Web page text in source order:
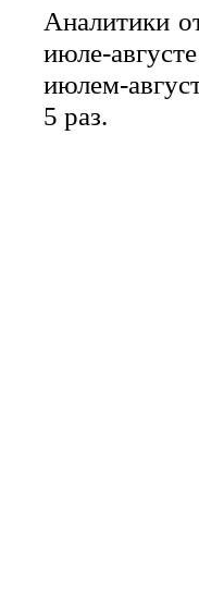
Аналитики
июле-
июлем-
5 раз.